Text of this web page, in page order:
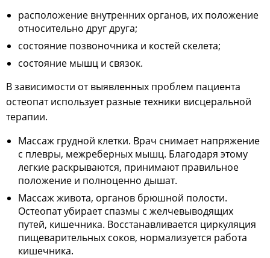
расположение внутренних органов, их положение
относительно друг друга;
состояние позвоночника и костей скелета;
состояние мышц и связок.
В зависимости от выявленных проблем пациента
остеопат использует разные техники висцеральной
терапии.
Массаж грудной клетки. Врач снимает напряжение
с плевры, межреберных мышц. Благодаря этому
легкие раскрываются, принимают правильное
положение и полноценно дышат.
Массаж живота, органов брюшной полости.
Остеопат убирает спазмы с желчевыводящих
путей, кишечника. Восстанавливается циркуляция
пищеварительных соков, нормализуется работа
кишечника.